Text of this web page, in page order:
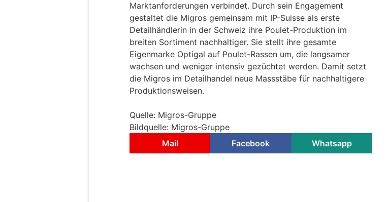
Marktanforderungen verbindet. Durch sein Engagement
gestaltet die Migros gemeinsam mit IP-Suisse als erste
Detailhändlerin in der Schweiz ihre Poulet-Produktion im
breiten Sortiment nachhaltiger. Sie stellt ihre gesamte
Eigenmarke Optigal auf Poulet-Rassen um, die langsamer
wachsen und weniger intensiv gezüchtet werden. Damit setzt
die Migros im Detailhandel neue Massstäbe für nachhaltigere
Produktionsweisen.
Quelle: Migros-Gruppe
Bildquelle: Migros-Gruppe
Mail
Facebook Whatsapp